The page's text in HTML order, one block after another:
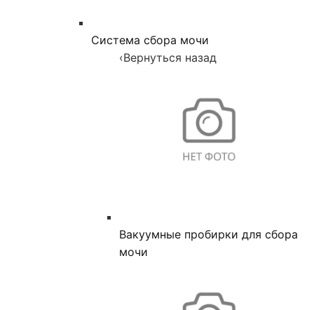
Система сбора мочи
‹Вернуться назад
Вакуумные пробирки для сбора
мочи